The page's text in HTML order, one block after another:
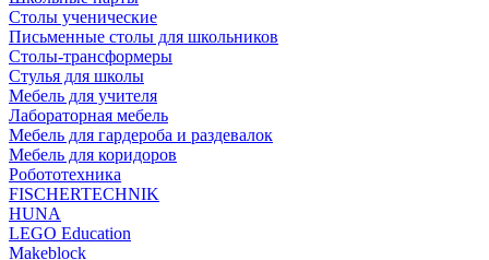
Столы ученические
Письменные столы для школьников
Столы-трансформеры
Стулья для школы
Мебель для учителя
Лабораторная мебель
Мебель для гардероба и раздевалок
Мебель для коридоров
Робототехника
FISCHERTECHNIK
HUNA
LEGO Education
Makeblock